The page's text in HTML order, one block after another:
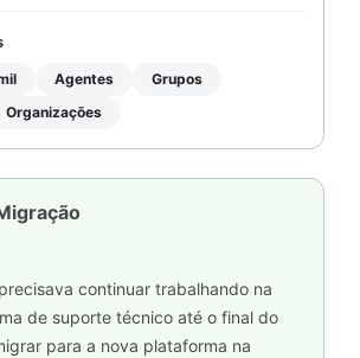
Agentes
Grupos
Organizações
continuar trabalhando na
de suporte técnico até o final do
para a nova plataforma na